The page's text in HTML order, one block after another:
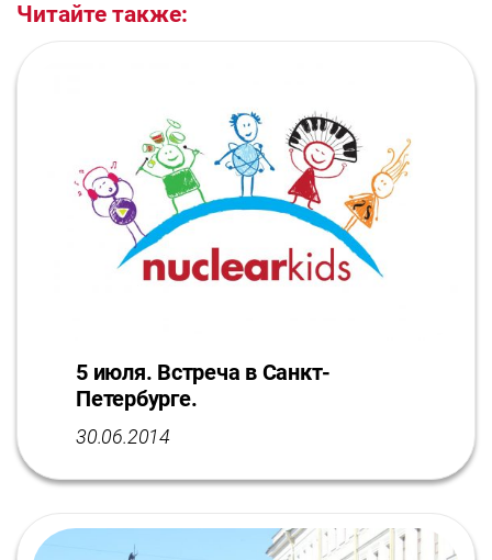
Читайте также:
5 июля. Встреча в Санкт-
Петербурге.
30.06.2014